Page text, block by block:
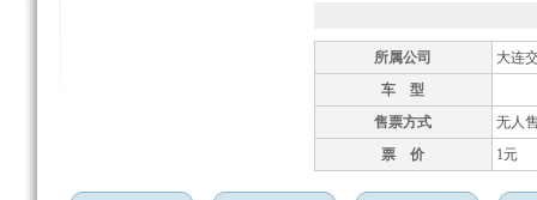
所属公司
大连
车 型
售票方式
无人
票 价
1元